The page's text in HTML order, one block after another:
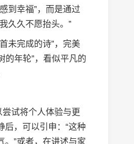
到幸福”，而是通过
久久不愿抬头。”
未完成的诗”，完美
的年轮”，看似平凡的
试将个人体验与更
后，可以引申：“这种
。”或者，在讲述与家